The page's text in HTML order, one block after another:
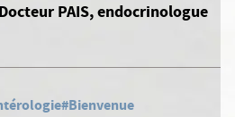
PAIS, endocrinologue
#Bienvenue